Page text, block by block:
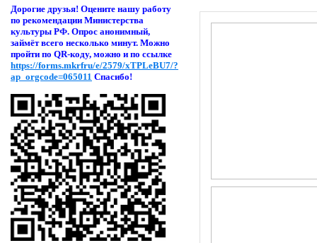
Дорогие друзья! Оцените нашу работу
по рекомендации Министерства
культуры РФ. Опрос анонимный,
займёт всего несколько минут. Можно
пройти по QR-коду, можно и по ссылке
https://forms.mkrfru/e/2579/xTPLeBU7/?
ap_orgcode=065011 Спасибо!